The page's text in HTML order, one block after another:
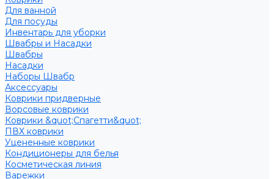
Для ванной
Для посуды
Инвентарь для уборки
Швабры и Насадки
Швабры
Насадки
Наборы Швабр
Аксессуары
Коврики придверные
Ворсовые коврики
Коврики &quot;Спагетти&quot;
ПВХ коврики
Уцененные коврики
Кондиционеры для белья
Косметическая линия
Варежки